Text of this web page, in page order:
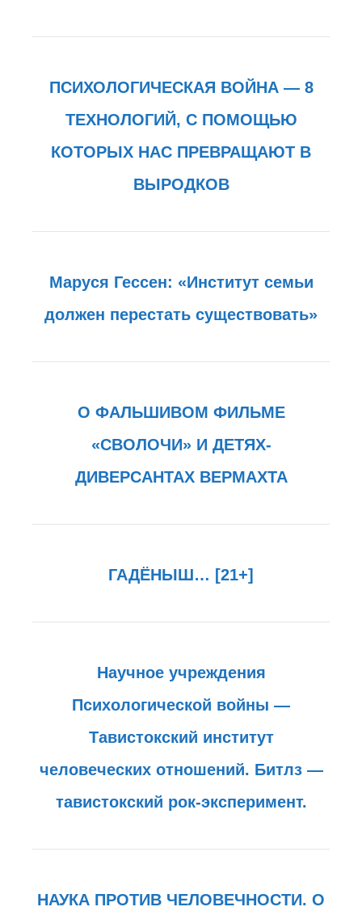
ПСИХОЛОГИЧЕСКАЯ ВОЙНА — 8
ТЕХНОЛОГИЙ, С ПОМОЩЬЮ
КОТОРЫХ НАС ПРЕВРАЩАЮТ В
ВЫРОДКОВ
Маруся Гессен: «Институт семьи
должен перестать существовать»
О ФАЛЬШИВОМ ФИЛЬМЕ
«СВОЛОЧИ» И ДЕТЯХ-
ДИВЕРСАНТАХ ВЕРМАХТА
ГАДЁНЫШ… [21+]
Научное учреждения
Психологической войны —
Тавистокский институт
человеческих отношений. Битлз —
тавистокский рок-эксперимент.
НАУКА ПРОТИВ ЧЕЛОВЕЧНОСТИ. О